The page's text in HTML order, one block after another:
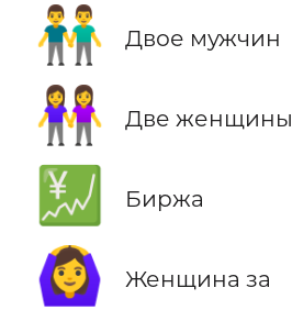
👬 Двое мужчин
👭 Две женщины
💹 Биржа
🙆‍♀️ Женщина за